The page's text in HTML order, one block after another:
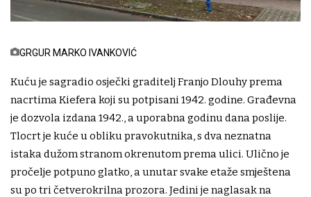
GRGUR MARKO IVANKOVIĆ
Kuću je sagradio osječki graditelj Franjo Dlouhy prema
nacrtima Kiefera koji su potpisani 1942. godine. Građevna
je dozvola izdana 1942., a uporabna godinu dana poslije.
Tlocrt je kuće u obliku pravokutnika, s dva neznatna
istaka dužom stranom okrenutom prema ulici. Ulično je
pročelje potpuno glatko, a unutar svake etaže smještena
su po tri četverokrilna prozora. Jedini je naglasak na